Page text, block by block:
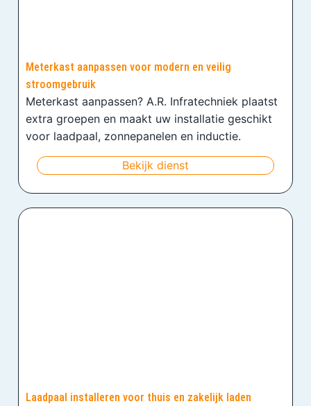
Meterkast aanpassen voor modern en veilig
stroomgebruik
Meterkast aanpassen? A.R. Infratechniek plaatst
extra groepen en maakt uw installatie geschikt
voor laadpaal, zonnepanelen en inductie.
Bekijk dienst
Laadpaal installeren voor thuis en zakelijk laden